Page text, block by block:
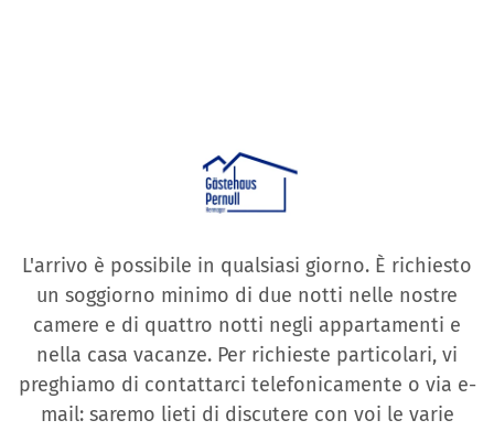
L'arrivo è possibile in qualsiasi giorno. È richiesto
un soggiorno minimo di due notti nelle nostre
camere e di quattro notti negli appartamenti e
nella casa vacanze. Per richieste particolari, vi
preghiamo di contattarci telefonicamente o via e-
mail: saremo lieti di discutere con voi le varie